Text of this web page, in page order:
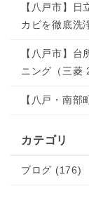
【八戸市】
カビを徹底洗
【八戸市】
ニング（三菱
【八戸・南
カテゴリ
ブログ (176)